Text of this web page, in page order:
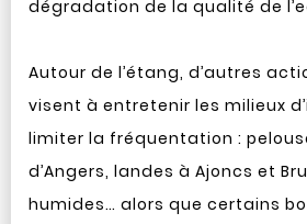
dégradation de la qualité de
Autour de l’étang, d’autres
visent à entretenir les milieux
limiter la fréquentation :
d’Angers, landes à Ajoncs et
humides… alors que certains